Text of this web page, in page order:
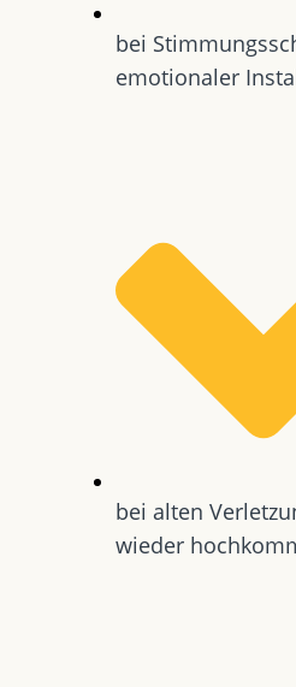
bei
emotionaler
bei alten
wieder